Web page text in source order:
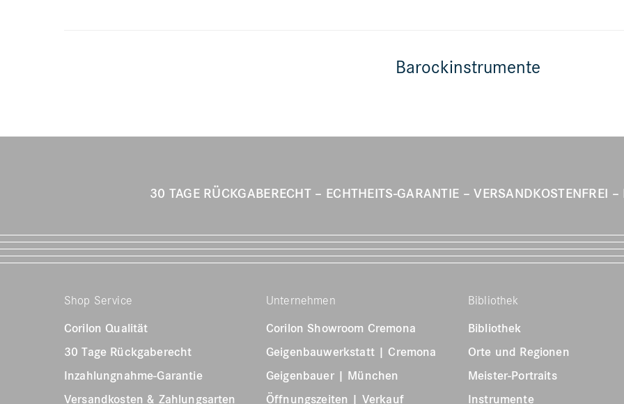
Barockinstrumente
30 TAGE RÜCKGABERECHT ECHTHEITS-GARANTIE VERSANDKOSTENFREI
Shop Service
Corilon Qualität
30 Tage Rückgaberecht
Inzahlungnahme-Garantie
Versandkosten & Zahlungsarten
Unternehmen
Corilon Showroom Cremona
Geigenbauwerkstatt | Cremona
Geigenbauer | München
Öffnungszeiten | Verkauf
Bibliothek
Bibliothek
Orte und Regionen
Meister-Portraits
Instrumente